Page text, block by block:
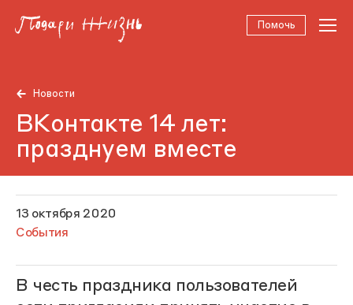
Помочь
Новости
ВКонтакте 14 лет:
празднуем вместе
13 октября 2020
События
В честь праздника пользователей